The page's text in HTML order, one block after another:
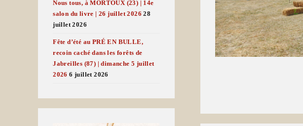
Nous tous, à MORTOUX (23) | 14e
salon du livre | 26 juillet 2026 28
juillet 2026
Fête d’été au PRÉ EN BULLE,
recoin caché dans les forêts de
Jabreilles (87) | dimanche 5 juillet
2026 6 juillet 2026